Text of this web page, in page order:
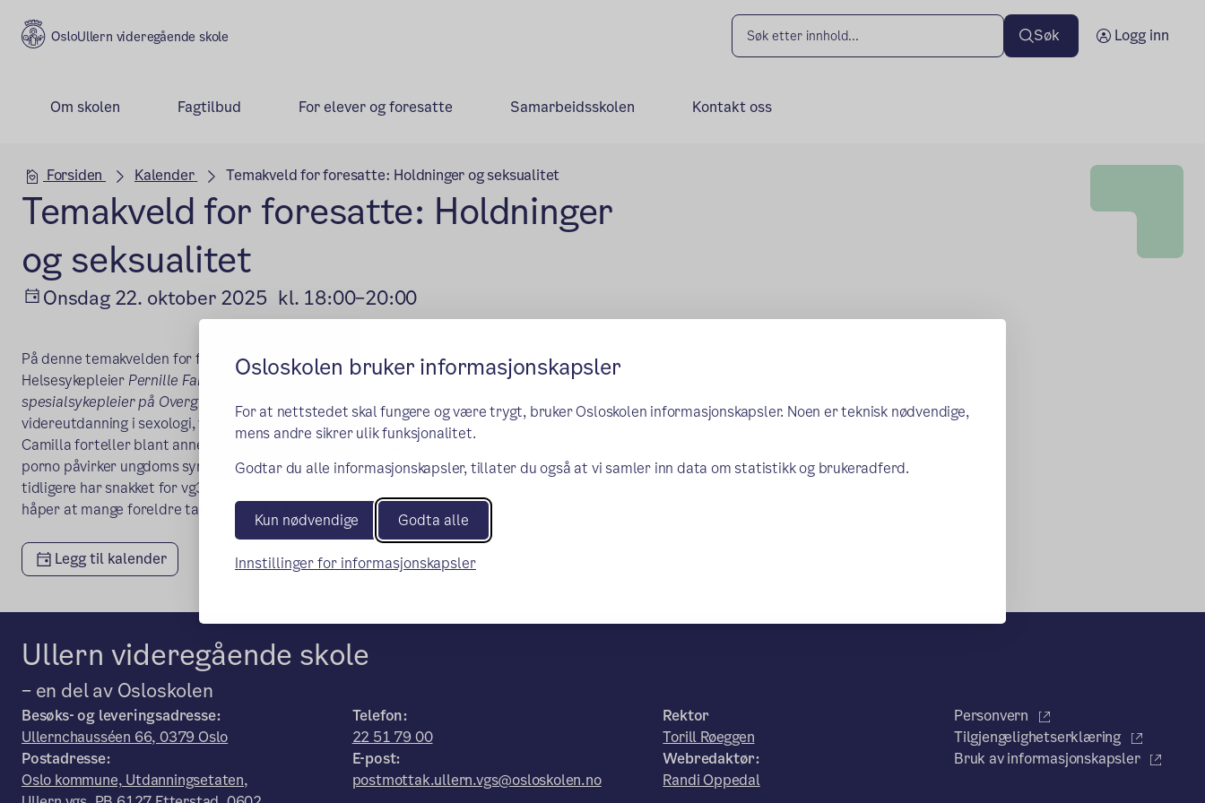
Osloskolen bruker informasjonskapsler
For at nettstedet skal fungere og være trygt, bruker Osloskolen informasjonskapsler. Noen er teknisk nødvendige,
mens andre sikrer ulik funksjonalitet.
Godtar du alle informasjonskapsler, tillater du også at vi samler inn data om statistikk og brukeradferd.
Kun nødvendige Godta alle
Innstillinger for informasjonskapsler
Ullern videregående skole Søk Logg inn
Om skolen Fagtilbud For elever og foresatte Samarbeidsskolen Kontakt oss
Hovedseksjon
Forsiden Kalender Temakveld for foresatte: Holdninger og seksualitet
Temakveld for foresatte: Holdninger
og seksualitet
Onsdag 22. oktober 2025 kl. 18:00–20:00
På denne temakvelden for foreldre snakker vi litt om hvordan skolestart har vært.
Helsesykepleier Pernille Fabritius DybwadogCamilla Ryther Johannessen, som jobber som
spesialsykepleier på Overgrepsmottaket i Oslo
på helsesatsjonen Sex og Samfunn og har
videreutdanning i sexologi, vil deretter sette lys på temaet seksualitet og grensesetting.
Camilla forteller blant annet om utviklingen de ser om unges holdninger til sex, hvordan
porno påvirker ungdoms syn på sex og hvordan de jobber på overgrepsmottaket. Når hun
tidligere har snakket for vg3-elevene er tilbakemeldingene fra elevene veldig gode, og vi
håper at mange foreldre tar seg tid til å komme på temakvelden 22.oktober.
Legg til kalender
Ullern videregående skole
– en del av Osloskolen
Besøks- og leveringsadresse:
Ullernchausséen 66, 0379 Oslo
Postadresse:
Oslo kommune, Utdanningsetaten,
Telefon:
22 51 79 00
E-post:
postmottak.ullern.vgs@osloskolen.no
Rektor
Torill Røeggen
Webredaktør:
Randi Oppedal
Personvern
Tilgjengelighetserklæring
Bruk av informasjonskapsler